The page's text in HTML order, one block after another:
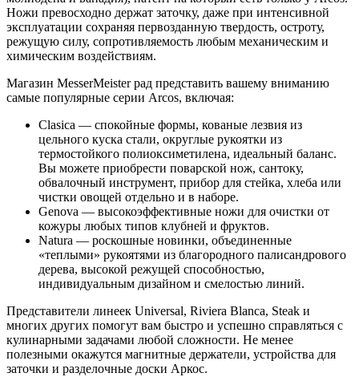
Ножи превосходно держат заточку, даже при интенсивной
эксплуатации сохраняя первозданную твердость, остроту,
режущую силу, сопротивляемость любым механическим и
химическим воздействиям.
Магазин MesserMeister рад представить вашему вниманию
самые популярные серии Arcos, включая:
Clasica — спокойные формы, кованые лезвия из
цельного куска стали, округлые рукоятки из
термостойкого полиоксиметилена, идеальный баланс.
Вы можете приобрести поварской нож, сантоку,
обвалочный инструмент, прибор для стейка, хлеба или
чистки овощей отдельно и в наборе.
Genova — высокоэффективные ножи для очистки от
кожуры любых типов клубней и фруктов.
Natura — роскошные новинки, объединенные
«теплыми» рукоятями из благородного палисандрового
дерева, высокой режущей способностью,
индивидуальным дизайном и смелостью линий.
Представители линеек Universal, Riviera Blanca, Steak и
многих других помогут вам быстро и успешно справляться с
кулинарными задачами любой сложности. Не менее
полезными окажутся магнитные держатели, устройства для
заточки и разделочные доски Аркос.